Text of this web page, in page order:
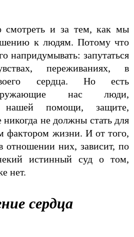
смотреть и за тем, как мы
к людям. Потому что
напридумывать: запутаться
переживаниях, в
сердца. Но есть
нас люди,
помощи, защите,
не должны стать для
фактором жизни. И от того,
отношении них, зависит, по
истинный суд о том,
нет.
сердца